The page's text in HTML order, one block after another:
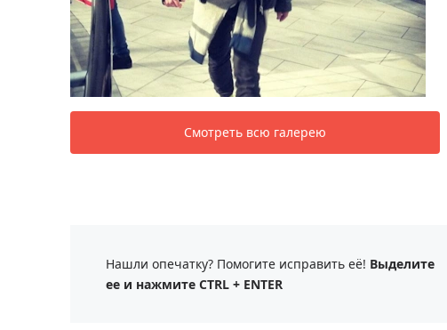
Смотреть всю галерею
Нашли опечатку? Помогите исправить её! Выделите
ее и нажмите CTRL + ENTER